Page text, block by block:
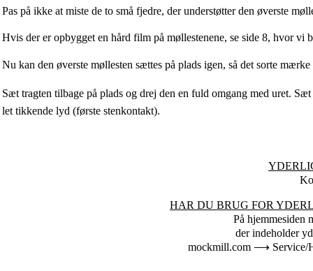
Pas på ikke at miste de to små fjedre, der understøtter den øverste
Hvis der er opbygget en hård film på møllestenene, se side 8, hvor vi
Nu kan den øverste møllesten sættes på plads igen, så det sorte
Sæt tragten tilbage på plads og drej den en fuld omgang med uret.
let tikkende lyd (første stenkontakt).
HAR DU BRUG FOR
På hjemmesiden
der indeholder
mockmill.com ⟶